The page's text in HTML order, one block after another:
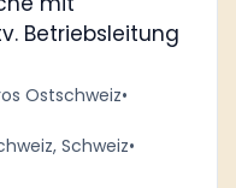
Betriebsleitung
Ostschweiz•
Schweiz•